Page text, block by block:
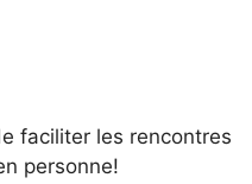
faciliter les rencontres
personne!